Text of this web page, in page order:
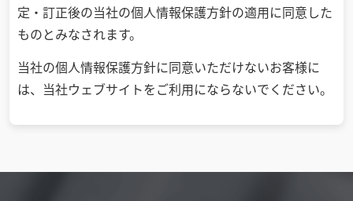
定・訂正後の当社の個人情報保護方針の適用に同意した
ものとみなされます。
当社の個人情報保護方針に同意いただけないお客様に
は、当社ウェブサイトをご利用にならないでください。